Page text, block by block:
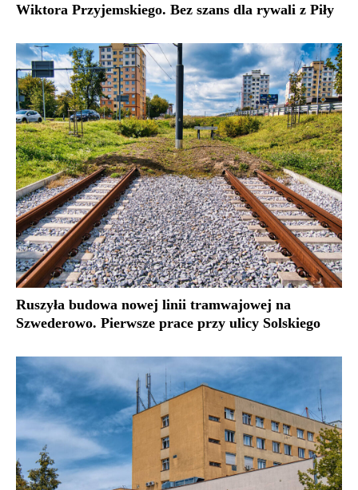
Wiktora Przyjemskiego. Bez szans dla rywali z Piły
Ruszyła budowa nowej linii tramwajowej na
Szwederowo. Pierwsze prace przy ulicy Solskiego